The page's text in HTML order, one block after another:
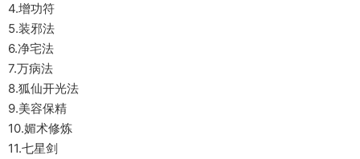
4.增功符
5.装邪法
6.净宅法
7.万病法
8.狐仙开光法
9.美容保精
10.媚术修炼
11.七星剑